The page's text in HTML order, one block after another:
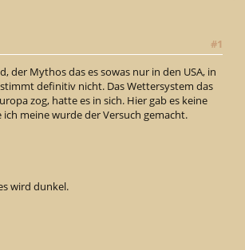
#1
der Mythos das es sowas nur in den USA, in
definitiv nicht. Das Wettersystem das
zog, hatte es in sich. Hier gab es keine
ich meine wurde der Versuch gemacht.
wird dunkel.